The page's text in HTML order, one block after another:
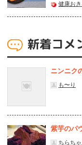
健康お
新着コメ
ニンニク
も〜り
紫芋のパ
ちらち